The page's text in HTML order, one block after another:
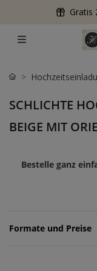
Gratis
SCHLICHTE
BEIGE MIT
Bestelle ganz
Formate und Preise